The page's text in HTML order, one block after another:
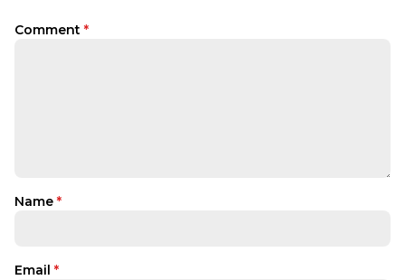
Comment *
Name *
Email *